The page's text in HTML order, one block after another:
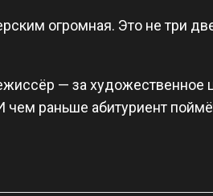
огромная. Это не три
— за
раньше абитуриент